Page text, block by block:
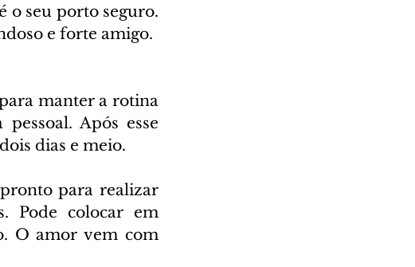
o seu porto seguro.
e forte amigo.
manter a rotina
Após esse
dias e meio.
para realizar
Pode colocar em
O amor vem com